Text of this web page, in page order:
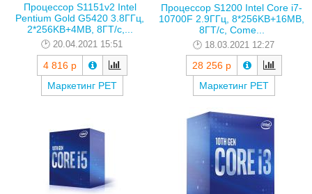
Процессор S1151v2 Intel
Pentium Gold G5420 3.8ГГц,
2*256KB+4MB, 8ГТ/с,...
20.04.2021 15:51
4 816 р
Маркетинг РЕТ
Процессор S1200 Intel Core i7-
10700F 2.9ГГц, 8*256KB+16MB,
8ГТ/с, Come...
18.03.2021 12:27
28 256 р
Маркетинг РЕТ